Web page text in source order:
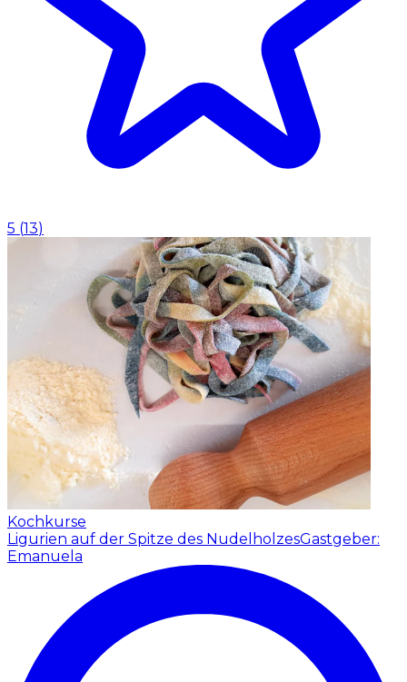
5 (13)
Kochkurse
Ligurien auf der Spitze des NudelholzesGastgeber:
Emanuela